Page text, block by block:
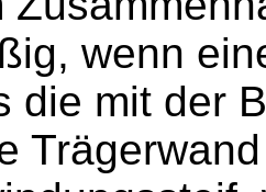
wenn
die mit der